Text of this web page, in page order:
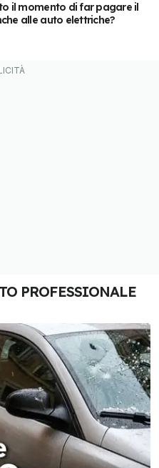
il momento di far pagare il
alle auto elettriche?
PROFESSIONALE